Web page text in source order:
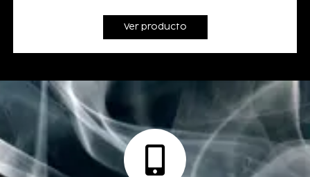
Ver producto